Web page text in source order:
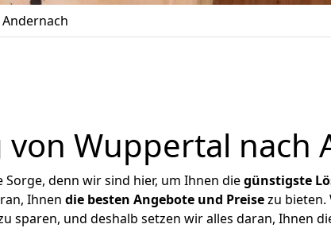
Wuppertal nach
denn wir sind hier, um Ihnen diegünstigste
Ihnen die besten Angebote und Preisezu bieten.
sparen, und deshalb setzen wir alles daran, Ihnen